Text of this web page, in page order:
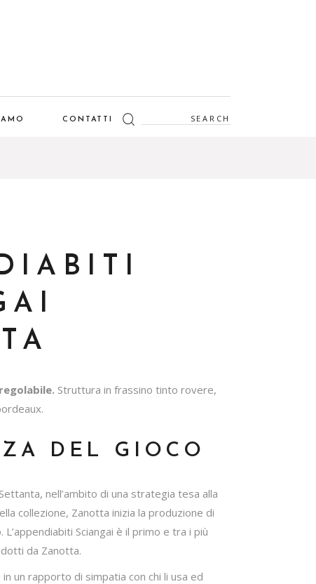
CONTATTI Search
for:
Struttura in frassino tinto rovere,
DEL GIOCO
nell’ambito di una strategia tesa alla
collezione, Zanotta inizia la produzione di
L’appendiabiti Sciangai è il primo e tra i più
da Zanotta.
un rapporto di simpatia con chi li usa ed